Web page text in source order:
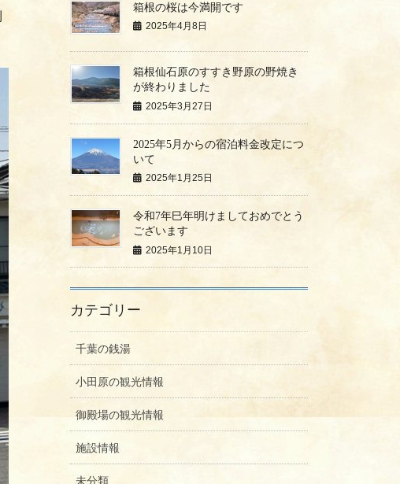
箱根の桜は今満開です
2025年4月8日
箱根仙石原のすすき野原の野焼き
が終わりました
2025年3月27日
2025年5月からの宿泊料金改定につ
いて
2025年1月25日
令和7年巳年明けましておめでとう
ございます
2025年1月10日
カテゴリー
千葉の銭湯
小田原の観光情報
御殿場の観光情報
施設情報
未分類